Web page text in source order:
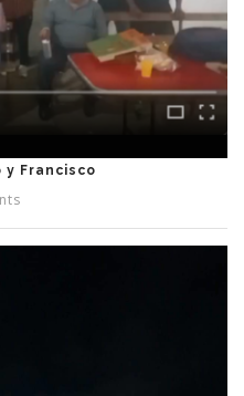
Francisco